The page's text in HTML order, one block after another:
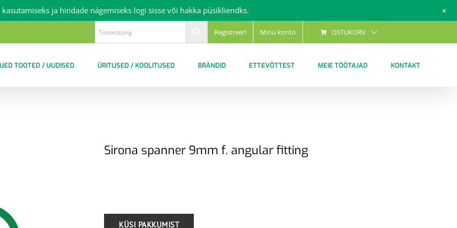
Registreeri Minu konto OSTUKORV
TOOTED / UUDISED ÜRITUSED / KOOLITUSED BRÄNDID ETTEVÕTTEST MEIE TÖÖTAJAD KONTAKT
Sirona spanner 9mm f. angular fitting
kasutamiseks ja hindade nägemiseks logi sisse või hakka püsikliendks. +